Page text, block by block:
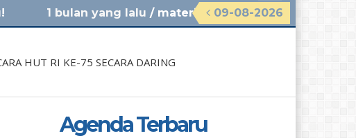
09-08-2026
yang lalu/ materi sosialisasi mpls ramah 2026 smpn 4
HUT RI KE-75 SECARA DARING
Agenda Terbaru